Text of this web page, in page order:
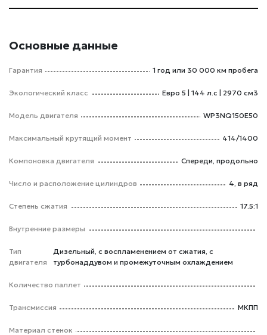
Основные данные
Гарантия 1 год или 30 000 км пробега
Экологический класс Евро 5 | 144 л.с | 2970 см3
Модель двигателя WP3NQ150E50
Максимальный крутящий момент 414/1400
Компоновка двигателя Спереди, продольно
Число и расположение цилиндров 4, в ряд
Степень сжатия 17.5:1
Внутренние размеры
Тип
двигателя
Дизельный, с воспламенением от сжатия, с
турбонаддувом и промежуточным охлаждением
Количество паллет
Трансмиссия МКПП
Материал стенок